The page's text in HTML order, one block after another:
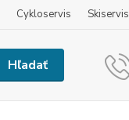
Cykloservis Skiservis
Hľadať